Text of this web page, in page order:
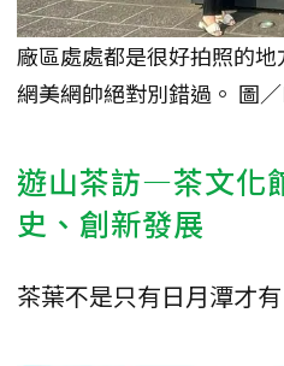
廠區處處都是很好拍照的
網美網帥絕對別錯過。 圖
遊山茶訪—茶文化
史、創新發展
茶葉不是只有日月潭才